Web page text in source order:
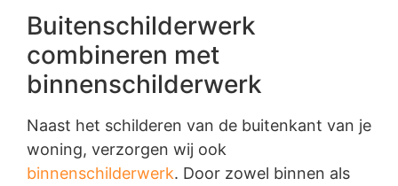
Buitenschilderwerk
combineren met
binnenschilderwerk
Naast het schilderen van de buitenkant van je
woning, verzorgen wij ook
binnenschilderwerk. Door zowel binnen als